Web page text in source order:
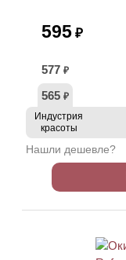
595 ₽
577 ₽
565 ₽
Индустрия
красоты
Нашли дешевле?